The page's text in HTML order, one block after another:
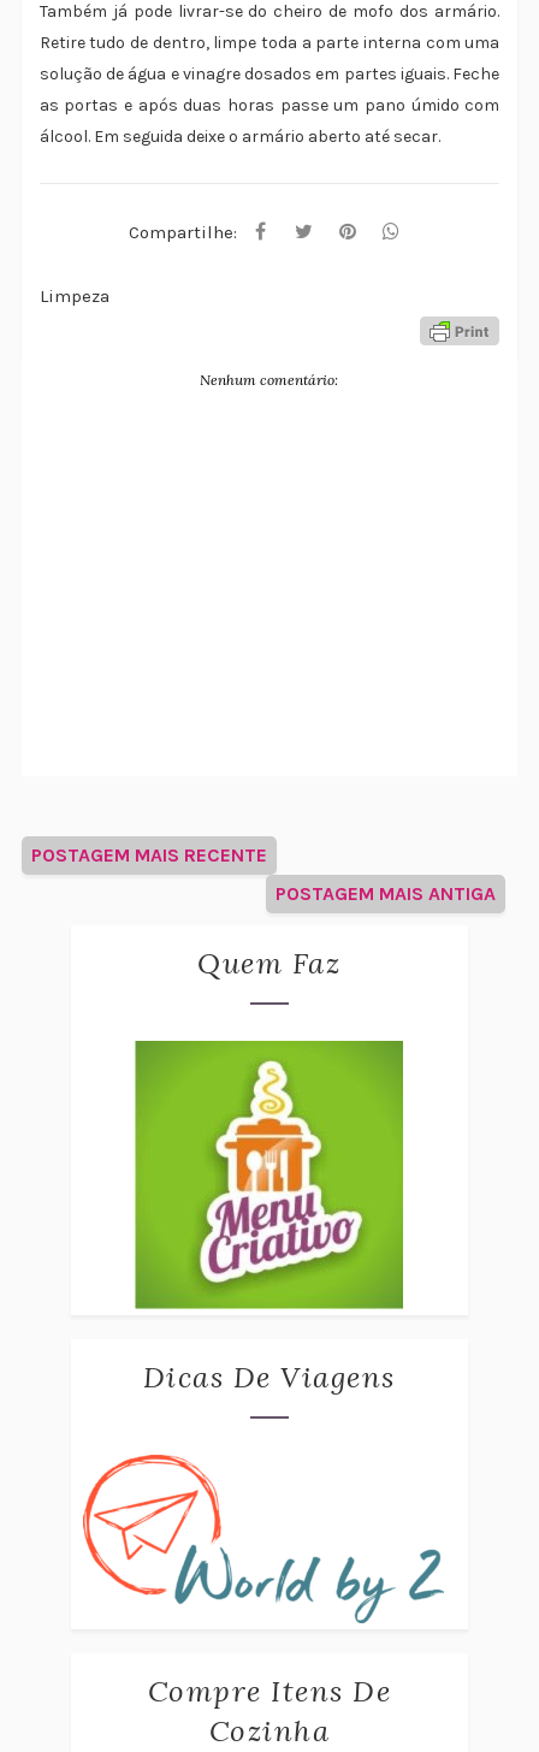
Também já pode livrar-se do cheiro de mofo dos armário.
Retire tudo de dentro, limpe toda a parte interna com uma
solução de água e vinagre dosados em partes iguais. Feche
as portas e após duas horas passe um pano úmido com
álcool. Em seguida deixe o armário aberto até secar.
Compartilhe:
Limpeza
Nenhum comentário:
POSTAGEM MAIS RECENTE
POSTAGEM MAIS ANTIGA
Quem Faz
Dicas De Viagens
Compre Itens De
Cozinha